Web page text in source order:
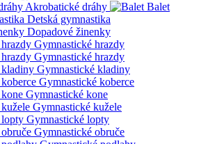
Akrobatické dráhy
Balet
Detská gymnastika
Dopadové žinenky
Gymnastické hrazdy
Gymnastické hrazdy
Gymnastické kladiny
Gymnastické koberce
Gymnastické kone
Gymnastické kužele
Gymnastické lopty
Gymnastické obruče